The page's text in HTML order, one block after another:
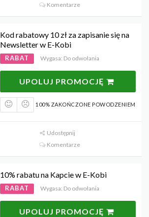
Komentarze
Kod rabatowy 10 zł za zapisanie się na
Newsletter w E-Kobi
RABAT Wygasa: Do odwołania
UPOLUJ PROMOCJĘ
100% ZAKOŃCZONE POWODZENIEM
Udostępnij
Komentarze
10% rabatu na Kapcie w E-Kobi
RABAT Wygasa: Do odwołania
UPOLUJ PROMOCJĘ